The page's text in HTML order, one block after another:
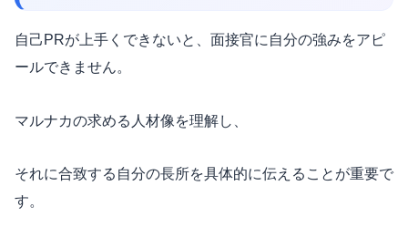
自己PRが上手くできないと、面接官に自分の強みをアピ
ールできません。
マルナカの求める人材像を理解し、
それに合致する自分の長所を具体的に伝えることが重要で
す。